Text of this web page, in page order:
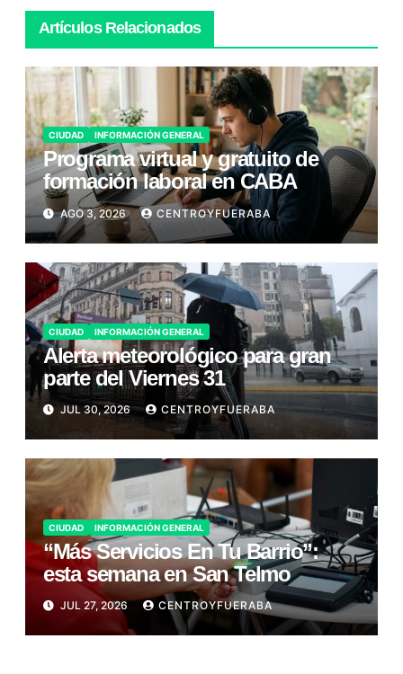
Artículos Relacionados
CIUDAD INFORMACIÓN GENERAL
Programa virtual y gratuito de
formación laboral en CABA
AGO 3, 2026 CENTROYFUERABA
CIUDAD INFORMACIÓN GENERAL
Alerta meteorológico para gran
parte del Viernes 31
JUL 30, 2026 CENTROYFUERABA
CIUDAD INFORMACIÓN GENERAL
“Más Servicios En Tu Barrio”:
esta semana en San Telmo
JUL 27, 2026 CENTROYFUERABA